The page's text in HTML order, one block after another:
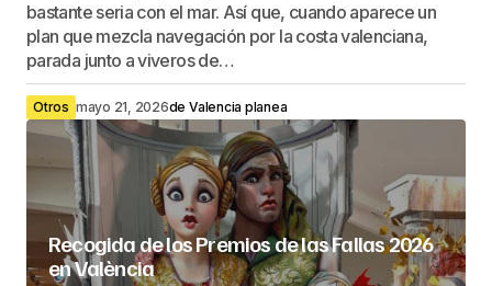
bastante seria con el mar. Así que, cuando aparece un
plan que mezcla navegación por la costa valenciana,
parada junto a viveros de…
Otros mayo 21, 2026de Valencia planea
Recogida de los Premios de las Fallas 2026
en València